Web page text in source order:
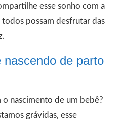
esse sonho com a
possam desfrutar das
de parto
nascimento de um bebê?
grávidas, esse